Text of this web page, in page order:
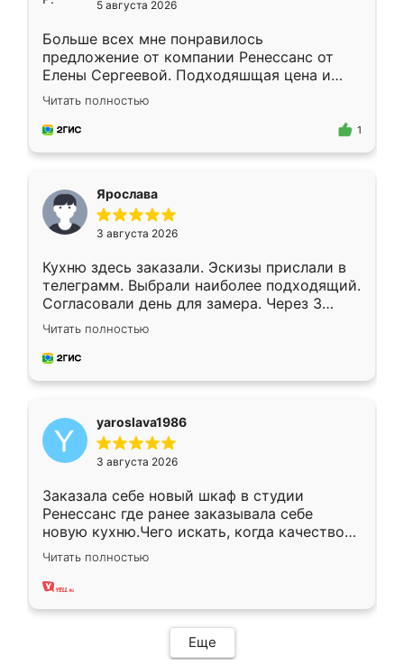
5 августа 2026
Больше всех мне понравилось
предложение от компании Ренессанс от
Елены Сергеевой. Подходяшщая цена и
короткие сроки изготовления. Приехавший
для замера сотрудник Владислав
предложил по моему эскизу самый
Читать полностью
1
Ярослава
3 августа 2026
Кухню здесь заказали. Эскизы прислали в
телеграмм. Выбрали наиболее подходящий.
Согласовали день для замера. Через 3
недели кухня была уже готова. Остались
довольны работой. Спасибо Ренессанс
мебель за качественную работу!
Читать полностью
yaroslava1986
3 августа 2026
Заказала себе новый шкаф в студии
Ренессанс где ранее заказывала себе
новую кухню.Чего искать, когда качеством
вполне довольна. Служит кухня уже почти
два года, нареканий нет.
Читать полностью
Еще